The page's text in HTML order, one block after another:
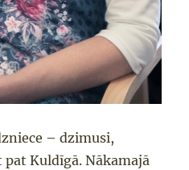
–dzimusi,
pat Kuldīgā.Nākamajā